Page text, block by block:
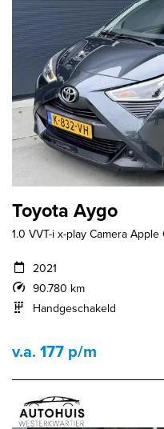
Toyota Aygo
1.0 VVT-i x-play Camera Apple
2021
90.780 km
Handgeschakeld
v.a. 177 p/m